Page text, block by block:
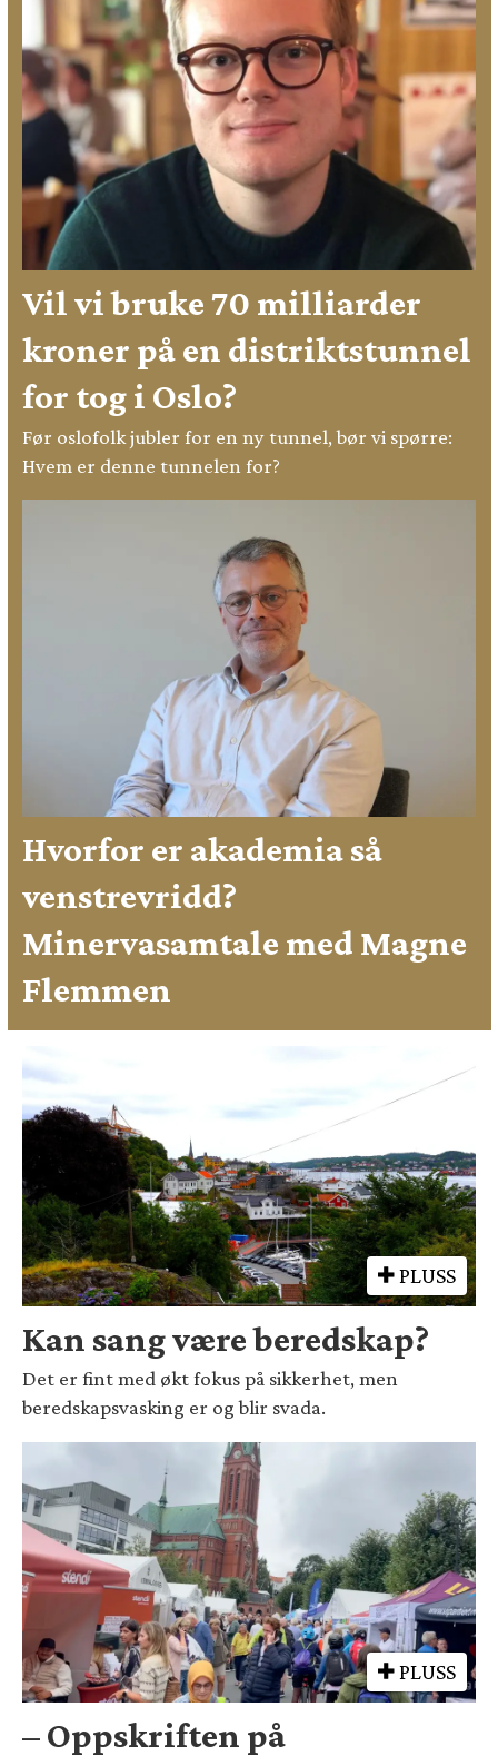
Vil vi bruke 70 milliarder
kroner på en distriktstunnel
for tog i Oslo?
Før oslofolk jubler for en ny tunnel, bør vi spørre:
Hvem er denne tunnelen for?
Hvorfor er akademia så
venstrevridd?
Minervasamtale med Magne
Flemmen
PLUSS
Kan sang være beredskap?
Det er fint med økt fokus på sikkerhet, men
beredskapsvasking er og blir svada.
PLUSS
– Oppskriften på